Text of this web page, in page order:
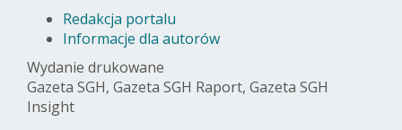
Redakcja portalu
Informacje dla autorów
Wydanie drukowane
Gazeta SGH, Gazeta SGH Raport, Gazeta SGH
Insight